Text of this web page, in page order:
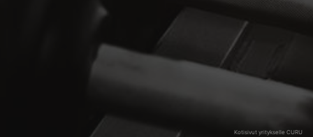
Kotisivut yritykselle CURU